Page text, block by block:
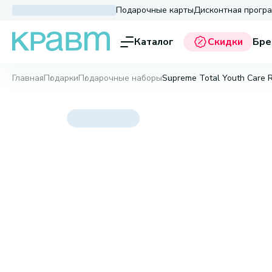
Подарочные картыДисконтная
Каталог Скидки
ГлавнаяПодаркиПодарочные наборыSupreme Total Youth Care